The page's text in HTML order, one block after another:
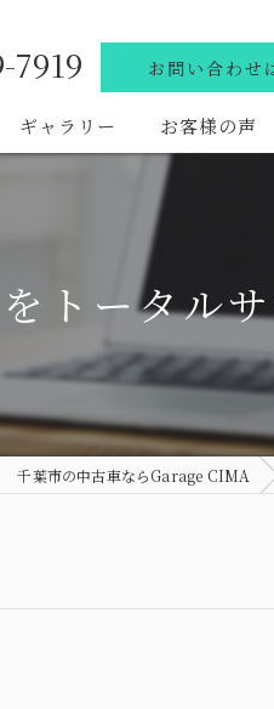
7919 お問い合わせ
ギャラリー お客様の声
トータル
千葉市の中古車ならGarage CIMA